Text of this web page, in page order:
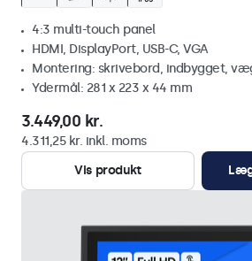
4:3 multi-touch panel
HDMI, DisplayPort, USB-C, VGA
Montering: skrivebord, indbygget,
Ydermål: 281 x 223 x 44 mm
3.449,00 kr.
4.311,25 kr. inkl. moms
Vis produkt